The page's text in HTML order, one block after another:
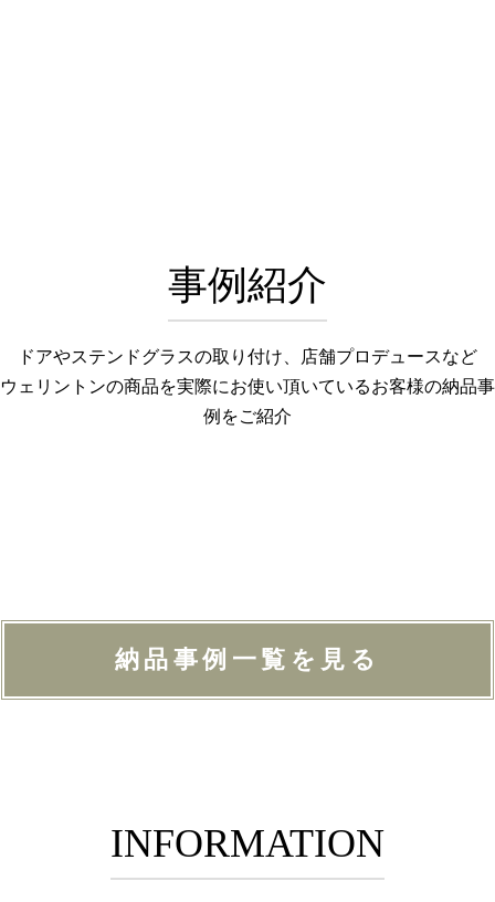
事例紹介
ドアやステンドグラスの取り付け、店舗プロデュースなど
ウェリントンの商品を実際にお使い頂いているお客様の納品事
例をご紹介
納品事例一覧を見る
INFORMATION